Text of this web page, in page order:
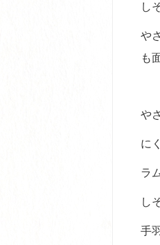
し
や
も
や
に
ラ
し
手